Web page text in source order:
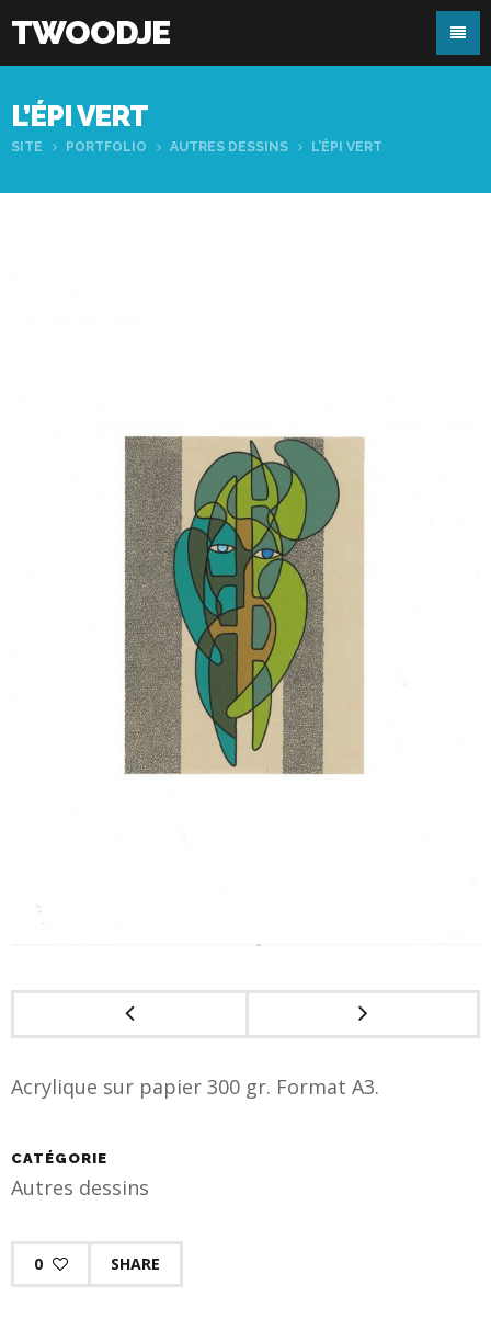
TWOODJE
L’ÉPI VERT
SITE PORTFOLIO AUTRES DESSINS L’ÉPI VERT
Acrylique sur papier 300 gr. Format A3.
CATÉGORIE
Autres dessins
0 SHARE